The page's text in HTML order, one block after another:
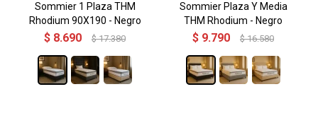
Sommier 1 Plaza THM
Rhodium 90X190 - Negro
$ 8.690 $ 17.380
Sommier Plaza Y Media
THM Rhodium - Negro
$ 9.790 $ 16.580